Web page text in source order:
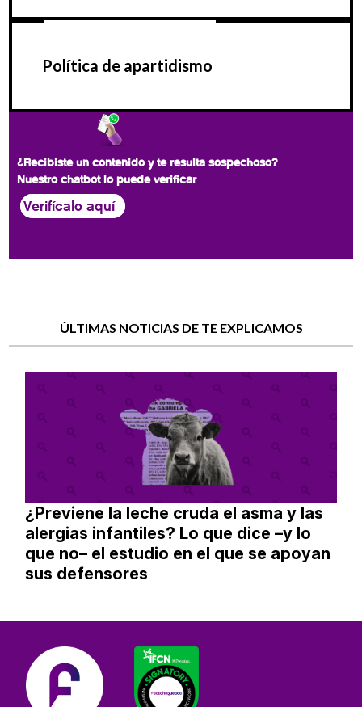
Política de apartidismo
¿Recibiste un contenido y te resulta sospechoso?
Nuestro chatbot lo puede verificar
Verifícalo aquí
ÚLTIMAS NOTICIAS DE TE EXPLICAMOS
¿Previene la leche cruda el asma y las
alergias infantiles? Lo que dice –y lo
que no– el estudio en el que se apoyan
sus defensores